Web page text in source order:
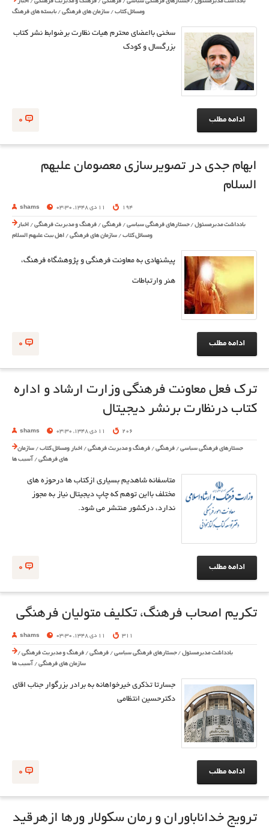
یادداشت مدیرمسئول /جستارهای فرهنگی سیاسی / فرهنگی / فرهنگ و مدیریت فرهنگی / اخبار
ومسائل کتاب / سازمان های فرهنگی /بایسته های فرهنگ
سخنی بااعضای محترم هیات نظارت برضوابط نشر کتاب
بزرگسال و کودک
0 ادامه مطلب
ابهام جدی در تصویرسازی معصومان علیهم
السلام
shams 11 دی 1348, 03:30 194
یادداشت مدیرمسئول /جستارهای فرهنگی سیاسی / فرهنگی / فرهنگ و مدیریت فرهنگی / اخبار
ومسائل کتاب / سازمان های فرهنگی / اهل بیت علیهم السلام
پیشنهادی به معاونت فرهنگی و پژوهشگاه فرهنگ،
هنر وارتباطات
0 ادامه مطلب
ترک فعل معاونت فرهنگی وزارت ارشاد و اداره
کتاب درنظارت برنشر دیجیتال
shams 11 دی 1348, 03:30 206
جستارهای فرهنگی سیاسی / فرهنگی / فرهنگ و مدیریت فرهنگی / اخبار ومسائل کتاب / سازمان
های فرهنگی / آسیب ها
متاسفانه شاهدیم بسیاری ازکتاب ها درحوزه های
مختلف بااین توهم که چاپ دیجیتال نیاز به مجوز
ندارد، درکشور منتشر می شود.
0 ادامه مطلب
تکریم اصحاب فرهنگ، تکلیف متولیان فرهنگی
shams 11 دی 1348, 03:30 311
یادداشت مدیرمسئول /جستارهای فرهنگی سیاسی / فرهنگی / فرهنگ و مدیریت فرهنگی /
سازمان های فرهنگی / آسیب ها
جسارتا تذکری خیرخواهانه به برادر بزرگوار جناب اقای
دکترحسین انتظامی
0 ادامه مطلب
ترویج خداناباوران و رمان سکولار ورها ازهرقید